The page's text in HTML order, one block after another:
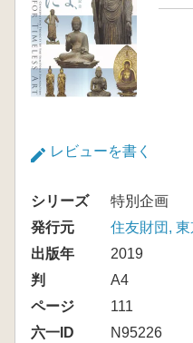
レビューを書く
シリーズ
特別企画
発行元
住友財団,
出版年
2019
判
A4
ページ
111
六一ID
N95226